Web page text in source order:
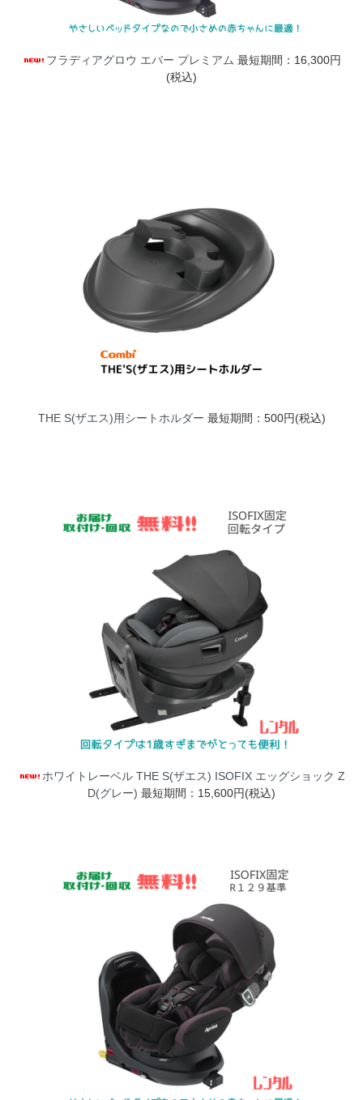
フラディアグロウ エバー プレミアム 最短期間：16,300円
(税込)
THE S(ザエス)用シートホルダー 最短期間：500円(税込)
ホワイトレーベル THE S(ザエス) ISOFIX エッグショック Z
D(グレー) 最短期間：15,600円(税込)